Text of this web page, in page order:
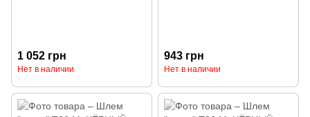
1 052 грн
Нет в наличии
943 грн
Нет в наличии